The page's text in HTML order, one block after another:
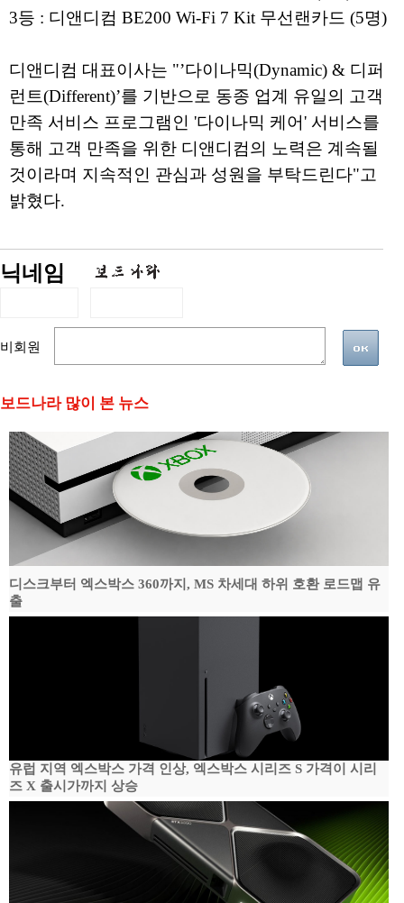
3등 : 디앤디컴 BE200 Wi-Fi 7 Kit 무선랜카드 (5명)
디앤디컴 대표이사는 "’다이나믹(Dynamic) & 디퍼
런트(Different)’를 기반으로 동종 업계 유일의 고객
만족 서비스 프로그램인 '다이나믹 케어' 서비스를
통해 고객 만족을 위한 디앤디컴의 노력은 계속될
것이라며 지속적인 관심과 성원을 부탁드린다"고
밝혔다.
닉네임
비회원
보드나라 많이 본 뉴스
디스크부터 엑스박스 360까지, MS 차세대 하위 호환 로드맵 유
출
유럽 지역 엑스박스 가격 인상, 엑스박스 시리즈 S 가격이 시리
즈 X 출시가까지 상승